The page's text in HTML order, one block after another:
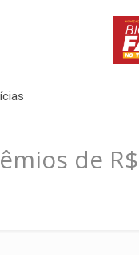
de